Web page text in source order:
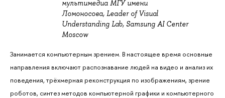
мультимедиа МГУ имени
Ломоносова, Leader of Visual
Understanding Lab, Samsung AI Center
Moscow
Занимается компьютерным зрением. В настоящее время основные
направления включают распознавание людей на видео и анализ их
поведения, трёхмерная реконструкция по изображениям, зрение
роботов, синтез методов компьютерной графики и компьютерного